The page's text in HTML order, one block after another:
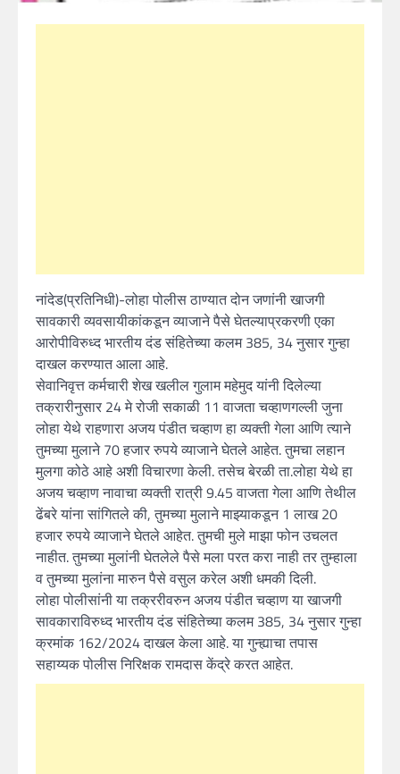
नांदेड(प्रतिनिधी)-लोहा पोलीस ठाण्यात दोन जणांनी खाजगी
सावकारी व्यवसायीकांकडून व्याजाने पैसे घेतल्याप्रकरणी एका
आरोपीविरुध्द भारतीय दंड संहितेच्या कलम 385, 34 नुसार गुन्हा
दाखल करण्यात आला आहे.
सेवानिवृत्त कर्मचारी शेख खलील गुलाम महेमुद यांनी दिलेल्या
तक्रारीनुसार 24 मे रोजी सकाळी 11 वाजता चव्हाणगल्ली जुना
लोहा येथे राहणारा अजय पंडीत चव्हाण हा व्यक्ती गेला आणि त्याने
तुमच्या मुलाने 70 हजार रुपये व्याजाने घेतले आहेत. तुमचा लहान
मुलगा कोठे आहे अशी विचारणा केली. तसेच बेरळी ता.लोहा येथे हा
अजय चव्हाण नावाचा व्यक्ती रात्री 9.45 वाजता गेला आणि तेथील
ढेंबरे यांना सांगितले की, तुमच्या मुलाने माझ्याकडून 1 लाख 20
हजार रुपये व्याजाने घेतले आहेत. तुमची मुले माझा फोन उचलत
नाहीत. तुमच्या मुलांनी घेतलेले पैसे मला परत करा नाही तर तुम्हाला
व तुमच्या मुलांना मारुन पैसे वसुल करेल अशी धमकी दिली.
लोहा पोलीसांनी या तक्ररीवरुन अजय पंडीत चव्हाण या खाजगी
सावकाराविरुध्द भारतीय दंड संहितेच्या कलम 385, 34 नुसार गुन्हा
क्रमांक 162/2024 दाखल केला आहे. या गुन्ह्याचा तपास
सहाय्यक पोलीस निरिक्षक रामदास केंद्रे करत आहेत.